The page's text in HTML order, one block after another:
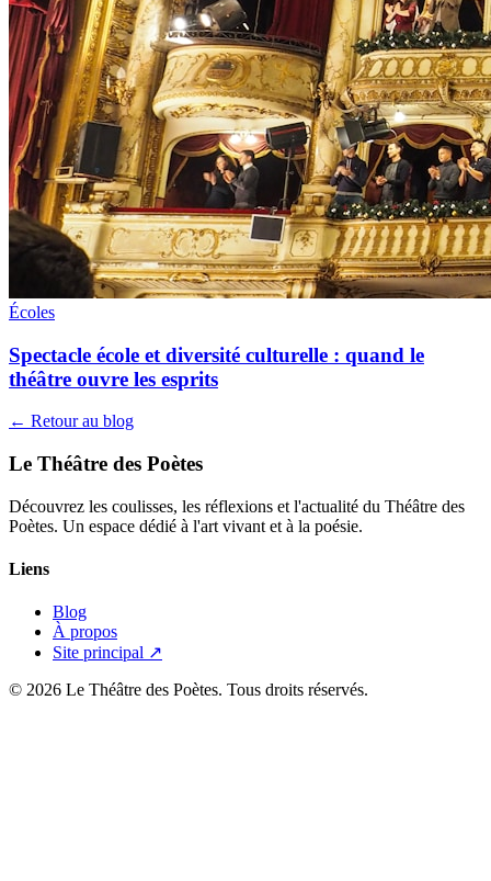
Écoles
Spectacle école et diversité culturelle : quand le
théâtre ouvre les esprits
← Retour au blog
Le Théâtre des Poètes
Découvrez les coulisses, les réflexions et l'actualité du Théâtre des
Poètes. Un espace dédié à l'art vivant et à la poésie.
Liens
Blog
À propos
Site principal ↗
© 2026 Le Théâtre des Poètes. Tous droits réservés.